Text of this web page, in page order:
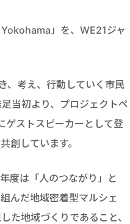
」を、WE21ジャ
、考え、行動していく市民
当初より、プロジェクトペ
ゲストスピーカーとして登
創しています。
度は「人のつながり」と
んだ地域密着型マルシェ
た地域づくりであること、